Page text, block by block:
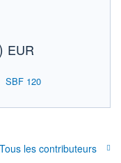
EUR
SBF 120
Tous les contributeurs